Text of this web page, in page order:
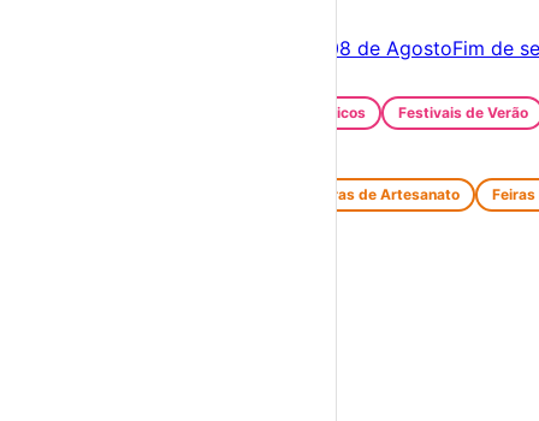
08 de AgostoFim de
Festivais Gastronómicos Festivais de Verão
Feiras de Artesanato